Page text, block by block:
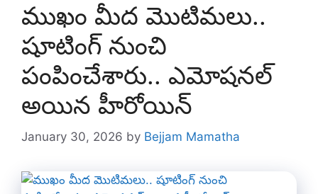
ముఖం మీద మొటిమలు..
షూటింగ్ నుంచి
పంపించేశారు.. ఎమోషనల్
అయిన హీరోయిన్
January 30, 2026 by Bejjam Mamatha